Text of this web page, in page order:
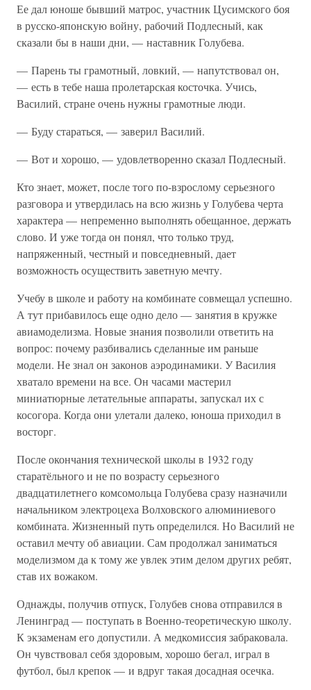
Ее дал юноше бывший матрос, участник Цусимского боя
в русско-японскую войну, рабочий Подлесный, как
сказали бы в наши дни, — наставник Голубева.
— Парень ты грамотный, ловкий, — напутствовал он,
— есть в тебе наша пролетарская косточка. Учись,
Василий, стране очень нужны грамотные люди.
— Буду стараться, — заверил Василий.
— Вот и хорошо, — удовлетворенно сказал Подлесный.
Кто знает, может, после того по-взрослому серьезного
разговора и утвердилась на всю жизнь у Голубева черта
характера — непременно выполнять обещанное, держать
слово. И уже тогда он понял, что только труд,
напряженный, честный и повседневный, дает
возможность осуществить заветную мечту.
Учебу в школе и работу на комбинате совмещал успешно.
А тут прибавилось еще одно дело — занятия в кружке
авиамоделизма. Новые знания позволили ответить на
вопрос: почему разбивались сделанные им раньше
модели. Не знал он законов аэродинамики. У Василия
хватало времени на все. Он часами мастерил
миниатюрные летательные аппараты, запускал их с
косогора. Когда они улетали далеко, юноша приходил в
восторг.
После окончания технической школы в 1932 году
старатёльного и не по возрасту серьезного
двадцатилетнего комсомольца Голубева сразу назначили
начальником электроцеха Волховского алюминиевого
комбината. Жизненный путь определился. Но Василий не
оставил мечту об авиации. Сам продолжал заниматься
моделизмом да к тому же увлек этим делом других ребят,
став их вожаком.
Однажды, получив отпуск, Голубев снова отправился в
Ленинград — поступать в Военно-теоретическую школу.
К экзаменам его допустили. А медкомиссия забраковала.
Он чувствовал себя здоровым, хорошо бегал, играл в
футбол, был крепок — и вдруг такая досадная осечка.